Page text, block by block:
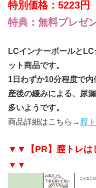
特別価格：5223円
特典：無料プレゼ
LCインナーボールと
ット商品です。
1日わずか10分程度で内
産後の緩みによる、尿
多いようです。
商品詳細はこちら→ 膣
▼▼【PR】膣トレは
▼▼